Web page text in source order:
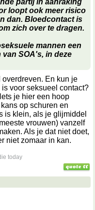
partij in aanraking
loopt ook meer risico
dan. Bloedcontact is
zich over te dragen.
mannen een
SOA's, in deze
En kun je
voor seksueel contact?
je hier een hoop
op schuren en
is klein, als je glijmiddel
vrouwen) vanzelf
Als je dat niet doet,
niet zomaar in kan.
today